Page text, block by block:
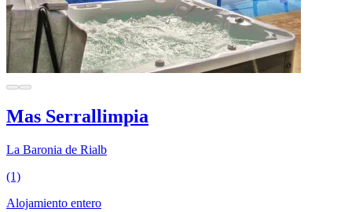
Mas Serrallimpia
La Baronia de Rialb
(1)
Alojamiento entero